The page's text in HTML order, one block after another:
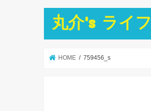
丸介's ライフ
HOME 759456_s